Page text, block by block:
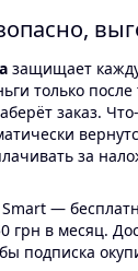
защищает
только после
заказ.
за
—
грн в месяц.
подписка